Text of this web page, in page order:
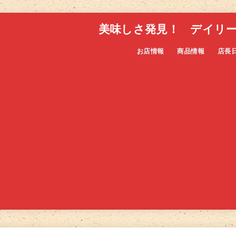
美味しさ発見！ デイリ
お店情報 商品情報 店長